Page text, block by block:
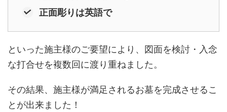
正面彫りは英語で
といった施主様のご要望により、図面を検討・入念
な打合せを複数回に渡り重ねました。
その結果、施主様が満足されるお墓を完成させるこ
とが出来ました！